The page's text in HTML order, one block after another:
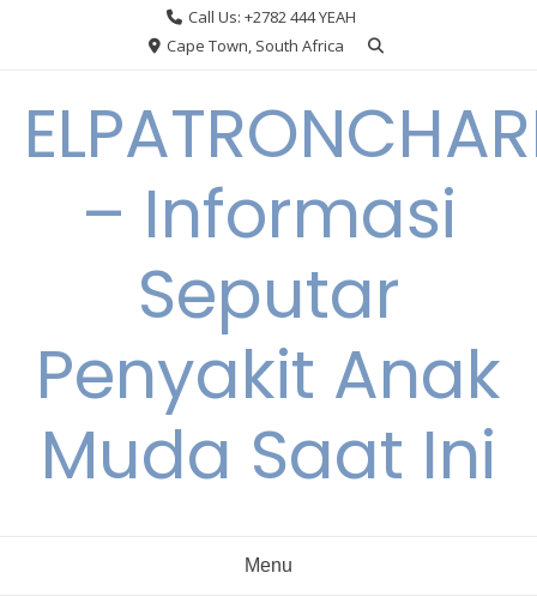
Call Us: +2782 444 YEAH
Cape Town, South Africa
– Informasi
Seputar
Penyakit Anak
Muda Saat Ini
Menu